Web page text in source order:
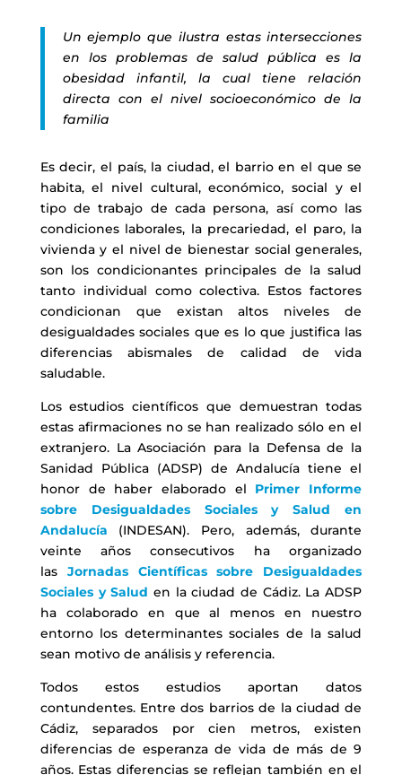
Un ejemplo que ilustra estas intersecciones
en los problemas de salud pública es la
obesidad infantil, la cual tiene relación
directa con el nivel socioeconómico de la
familia
Es decir, el país, la ciudad, el barrio en el que se
habita, el nivel cultural, económico, social y el
tipo de trabajo de cada persona, así como las
condiciones laborales, la precariedad, el paro, la
vivienda y el nivel de bienestar social generales,
son los condicionantes principales de la salud
tanto individual como colectiva. Estos factores
condicionan que existan altos niveles de
desigualdades sociales que es lo que justifica las
diferencias abismales de calidad de vida
saludable.
Los estudios científicos que demuestran todas
estas afirmaciones no se han realizado sólo en el
extranjero. La Asociación para la Defensa de la
Sanidad Pública (ADSP) de Andalucía tiene el
honor de haber elaborado el Primer Informe
sobre Desigualdades Sociales y Salud en
Andalucía (INDESAN). Pero, además, durante
veinte años consecutivos ha organizado
las Jornadas Científicas sobre Desigualdades
Sociales y Salud en la ciudad de Cádiz. La ADSP
ha colaborado en que al menos en nuestro
entorno los determinantes sociales de la salud
sean motivo de análisis y referencia.
Todos estos estudios aportan datos
contundentes. Entre dos barrios de la ciudad de
Cádiz, separados por cien metros, existen
diferencias de esperanza de vida de más de 9
años. Estas diferencias se reflejan también en el